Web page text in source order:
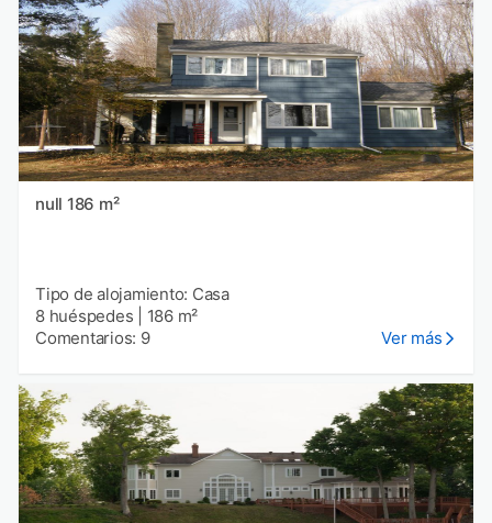
null 186 m²
Tipo de alojamiento: Casa
8 huéspedes
186 m²
Comentarios: 9
Ver más